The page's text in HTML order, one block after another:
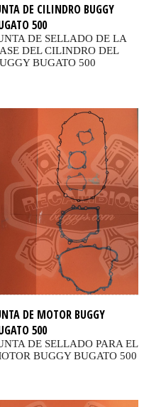
DE CILINDRO BUGGY
500
DE SELLADO DE LA
DEL CILINDRO DEL
BUGATO 500
DE MOTOR BUGGY
500
DE SELLADO PARA EL
BUGGY BUGATO 500